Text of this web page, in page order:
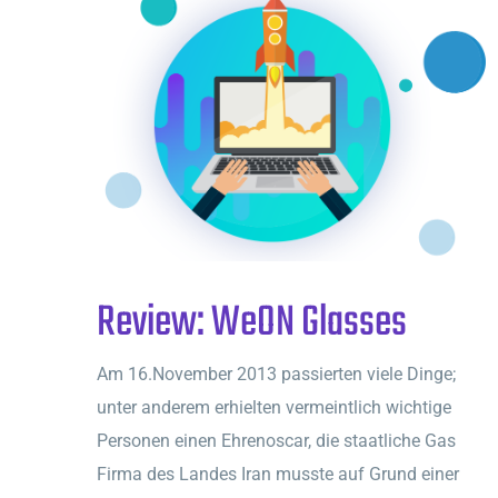
Review: WeON Glasses
Am 16.November 2013 passierten viele Dinge;
unter anderem erhielten vermeintlich wichtige
Personen einen Ehrenoscar, die staatliche Gas
Firma des Landes Iran musste auf Grund einer